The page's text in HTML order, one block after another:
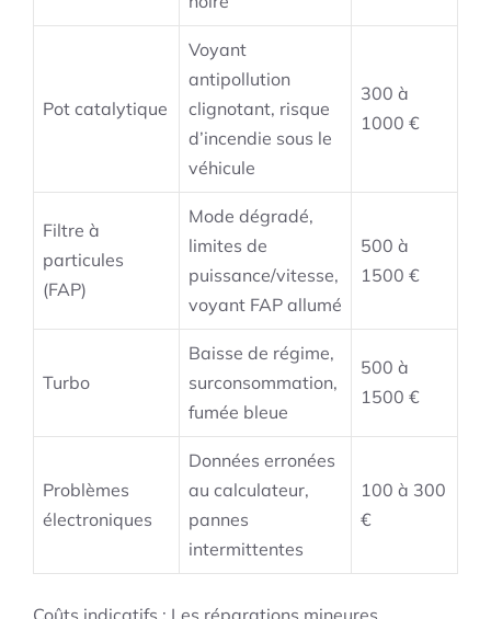
Pot catalytique
Voyant
antipollution
clignotant, risque
d’incendie sous le
véhicule
300 à
1000 €
Filtre à
particules
(FAP)
Mode dégradé,
limites de
puissance/vitesse,
voyant FAP allumé
500 à
1500 €
Turbo
Baisse de régime,
surconsommation,
fumée bleue
500 à
1500 €
Problèmes
électroniques
Données erronées
au calculateur,
pannes
intermittentes
100 à 300
€